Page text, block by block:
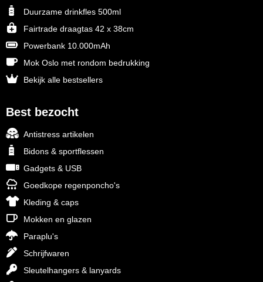
Duurzame drinkfles 500ml
Fairtrade draagtas 42 x 38cm
Powerbank 10.000mAh
Mok Oslo met rondom bedrukking
Bekijk alle bestsellers
Best bezocht
Antistress artikelen
Bidons & sportflessen
Gadgets & USB
Goedkope regenponcho's
Kleding & caps
Mokken en glazen
Paraplu's
Schrijfwaren
Sleutelhangers & lanyards